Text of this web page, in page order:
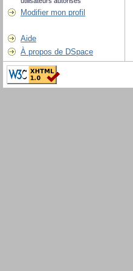
Modifier mon profil
Aide
À propos de DSpace